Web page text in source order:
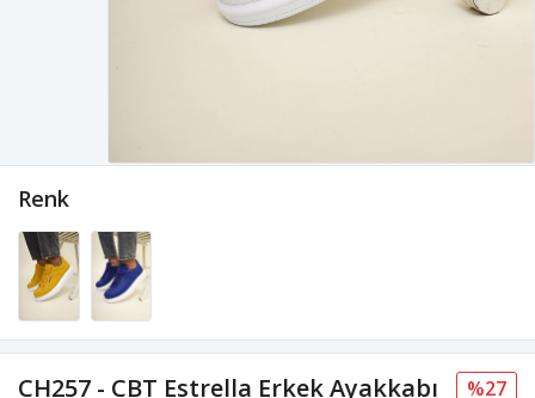
CH257 - CBT Estrella Erkek Ayakkabı
%27
Renk